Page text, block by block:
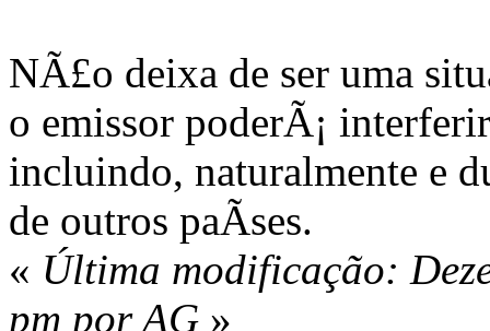
NÃ£o deixa de ser uma
o emissor poderÃ¡
incluindo, naturalmente e
de outros paÃ­ses.
« Última modificação:
pm por AG »